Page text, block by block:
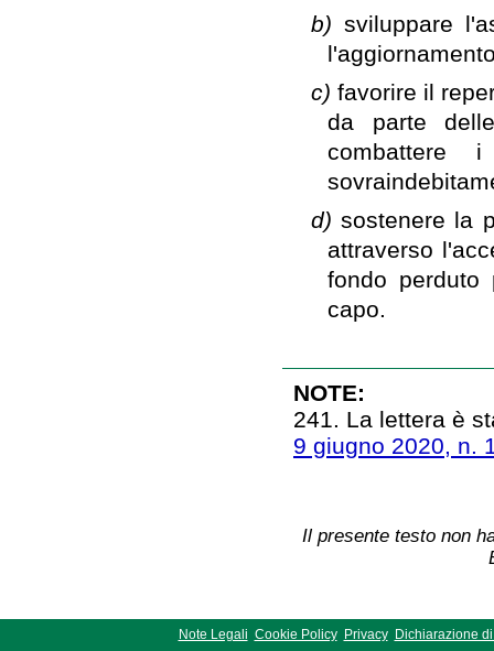
b) sviluppare
c) favorire il
da parte
combattere
d) sostenere la
attraverso
fondo perduto
capo.
NOTE:
241. La lettera è
9 giugno 2020, n.
Il presente testo non
Note Legali Cookie Policy Privacy
Dichiarazione